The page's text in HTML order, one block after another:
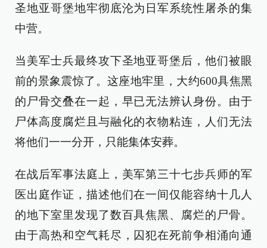
圣地亚哥堡地牢彻底沦为日军系统性屠杀的集
中营。
当美军士兵最终攻下圣地亚哥堡后，他们被眼
前的景象震惊了。这座地牢里，大约600具焦黑
的尸骨交叠在一起，早已无法辨认身份。由于
尸体高度腐烂且与融化的衣物粘连，人们无法
将他们一一分开，只能集体安葬。
在战后军事法庭上，美军第三十七步兵师的军
医出庭作证，描述他们在一间仅能容纳十几人
的地下室里发现了数百具焦黑、腐烂的尸骨。
由于高热和空气耗尽，囚犯在死前争相涌向通